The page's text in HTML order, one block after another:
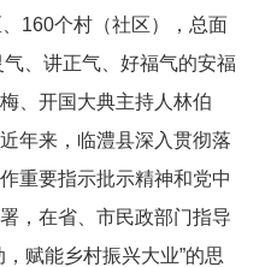
160个村（社区），总面
、讲正气、好福气的安福
、开国大典主持人林伯
年来，临澧县深入贯彻落
重要指示批示精神和党中
，在省、市民政部门指导
赋能乡村振兴大业”的思